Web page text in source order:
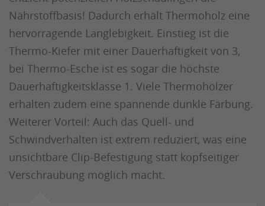
Nährstoffbasis! Dadurch erhält Thermoholz eine
hervorragende Langlebigkeit. Einstieg ist die
Thermo-Kiefer mit einer Dauerhaftigkeit von 3,
bei Thermo-Esche ist es sogar die höchste
Dauerhaftigkeitsklasse 1. Viele Thermohölzer
erhalten zudem eine spannende dunkle Färbung.
Weiterer Vorteil: Auch das Quell- und
Schwindverhalten ist extrem reduziert, was eine
unsichtbare Clip-Befestigung statt kopfseitiger
Verschraubung möglich macht.